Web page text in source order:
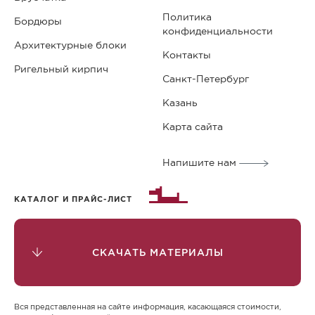
Брусчатка монолит от Steingot предлагается по
конкурентоспособным ценам, отличающимся от
(для самой доступной серии в сером цвете). Этот
где важны технические характеристики, а не
общественных мест рекомендуется выбрать
начинается от 1 348 рублей за м2.
Бордюры
Архитектурные блоки
Ригельный кирпич
Политика
конфиденциальности
Контакты
Санкт-Петербург
Казань
Карта сайта
Напишите нам
КАТАЛОГ И ПРАЙС-ЛИСТ
СКАЧАТЬ МАТЕРИАЛЫ
Вся представленная на сайте информация, касающаяся стоимости,